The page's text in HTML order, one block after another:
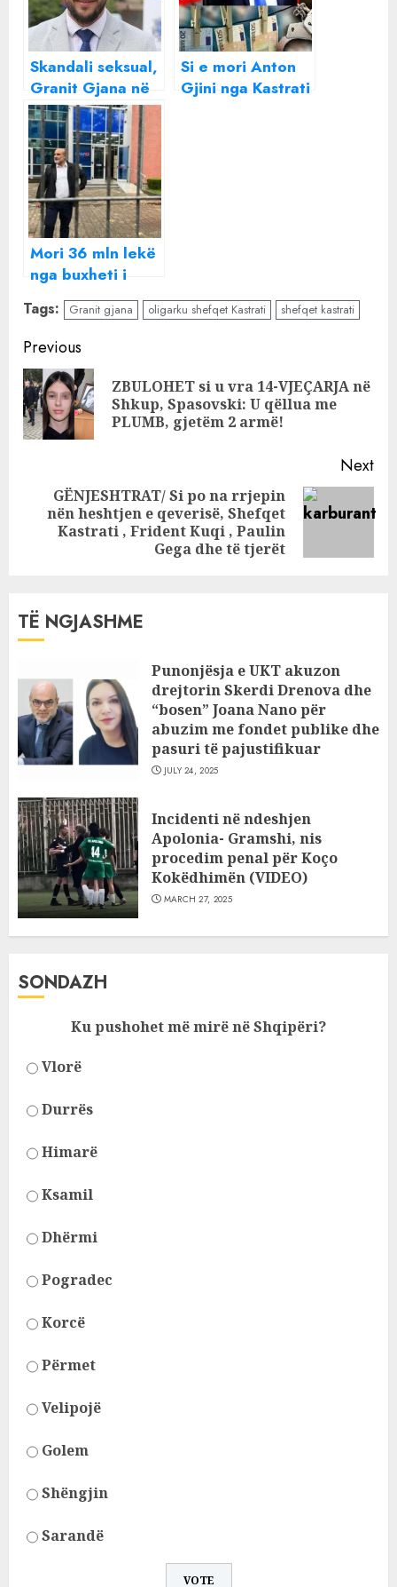
Skandali seksual,
Granit Gjana në
SPAK ,
nënkryetari i
Bashkisë Kukës
thirret urgjent
nga prokurorët
Si e mori Anton
Gjini nga Kastrati
Mori 36 mln lekë
nga buxheti i
shtetit përmes
“Bigalb group”,
Këshilli i
Mandateve
vendos sot për
Vullnet Sinajn
Tags: Granit gjana oligarku shefqet Kastrati shefqet kastrati
Continue
Reading
Previous
ZBULOHET si u vra 14-VJEÇARJA në
Shkup, Spasovski: U qëllua me
PLUMB, gjetëm 2 armë!
Next
Next
post:
GËNJESHTRAT/ Si po na rrjepin
nën heshtjen e qeverisë, Shefqet
Kastrati , Frident Kuqi , Paulin
Gega dhe të tjerët
TË NGJASHME
Punonjësja e UKT akuzon
drejtorin Skerdi Drenova dhe
“bosen” Joana Nano për
abuzim me fondet publike dhe
pasuri të pajustifikuar
JULY 24, 2025
Incidenti në ndeshjen
Apolonia- Gramshi, nis
procedim penal për Koço
Kokëdhimën (VIDEO)
MARCH 27, 2025
SONDAZH
Ku pushohet më mirë në Shqipëri?
Vlorë
Durrës
Himarë
Ksamil
Dhërmi
Pogradec
Korcë
Përmet
Velipojë
Golem
Shëngjin
Sarandë